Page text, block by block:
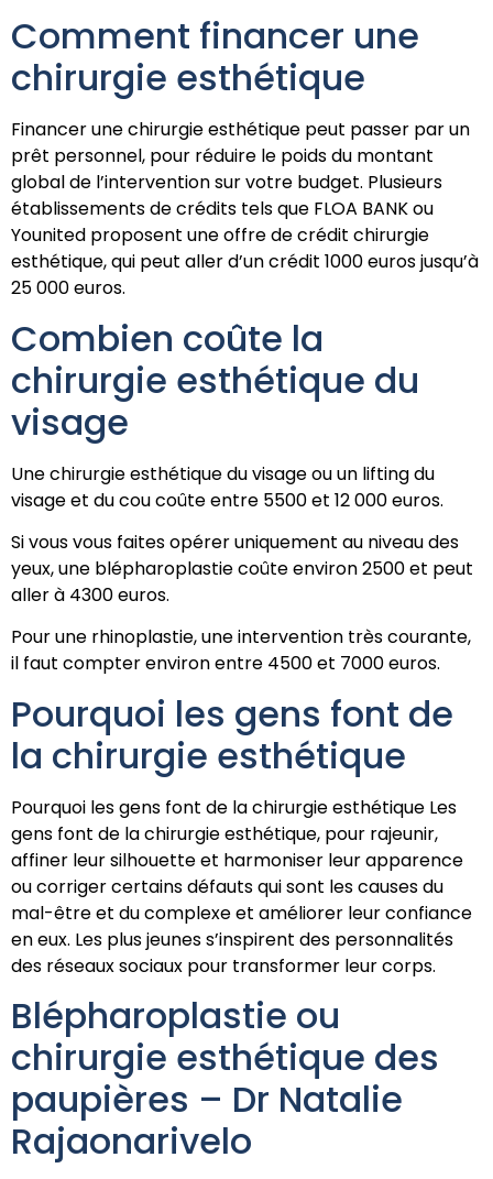
Comment financer une
chirurgie esthétique
Financer une chirurgie esthétique peut passer par un
prêt personnel, pour réduire le poids du montant
global de l’intervention sur votre budget. Plusieurs
établissements de crédits tels que FLOA BANK ou
Younited proposent une offre de crédit chirurgie
esthétique, qui peut aller d’un crédit 1000 euros jusqu’à
25 000 euros.
Combien coûte la
chirurgie esthétique du
visage
Une chirurgie esthétique du visage ou un lifting du
visage et du cou coûte entre 5500 et 12 000 euros.
Si vous vous faites opérer uniquement au niveau des
yeux, une blépharoplastie coûte environ 2500 et peut
aller à 4300 euros.
Pour une rhinoplastie, une intervention très courante,
il faut compter environ entre 4500 et 7000 euros.
Pourquoi les gens font de
la chirurgie esthétique
Pourquoi les gens font de la chirurgie esthétique Les
gens font de la chirurgie esthétique, pour rajeunir,
affiner leur silhouette et harmoniser leur apparence
ou corriger certains défauts qui sont les causes du
mal-être et du complexe et améliorer leur confiance
en eux. Les plus jeunes s’inspirent des personnalités
des réseaux sociaux pour transformer leur corps.
Blépharoplastie ou
chirurgie esthétique des
paupières – Dr Natalie
Rajaonarivelo